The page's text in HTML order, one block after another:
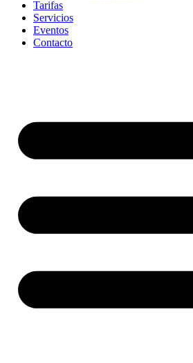
Tarifas
Servicios
Eventos
Contacto